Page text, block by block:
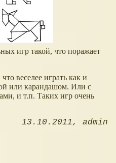
игр такой, что поражает
веселее играть как и
или карандашом. Или с
и т.п. Таких игр очень
13.10.2011 admin